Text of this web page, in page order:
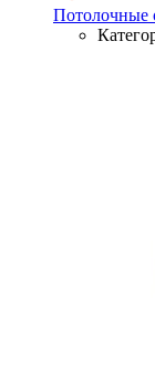
Потолочные